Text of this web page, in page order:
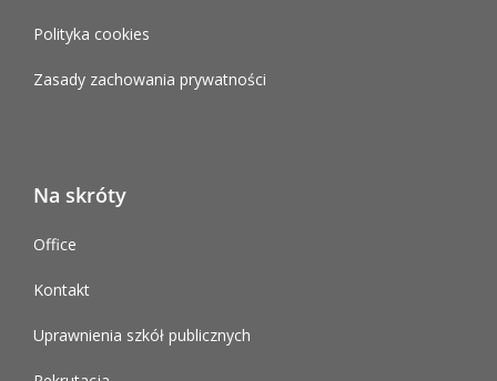
Polityka cookies
Zasady zachowania prywatności
Na skróty
Office
Kontakt
Uprawnienia szkół publicznych